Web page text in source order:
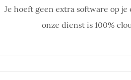
Je hoeft geen extra software op
onze dienst is 100%